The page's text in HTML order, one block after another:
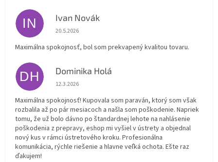
IN Ivan Novák
Hodnotenie obchodu je 5 z 5 hviezdičiek.
20.5.2026
Maximálna spokojnosť, bol som prekvapený kvalitou tovaru.
DH Dominika Holá
Hodnotenie obchodu je 5 z 5 hviezdičiek.
12.3.2026
Maximálna spokojnosť! Kupovala som paraván, ktorý som však
rozbalila až po pár mesiacoch a našla som poškodenie. Napriek
tomu, že už bolo dávno po štandardnej lehote na nahlásenie
poškodenia z prepravy, eshop mi vyšiel v ústrety a objednal
nový kus v rámci ústretového kroku. Profesionálna
komunikácia, rýchle riešenie a hlavne veľká ochota. Ešte raz
ďakujem!